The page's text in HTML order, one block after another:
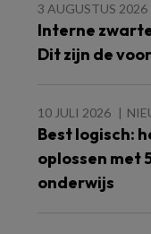
3 AUGUSTUS 2026
Interne
Dit zijn de
10 JULI 2026
Best logisch:
oplossen met
onderwijs